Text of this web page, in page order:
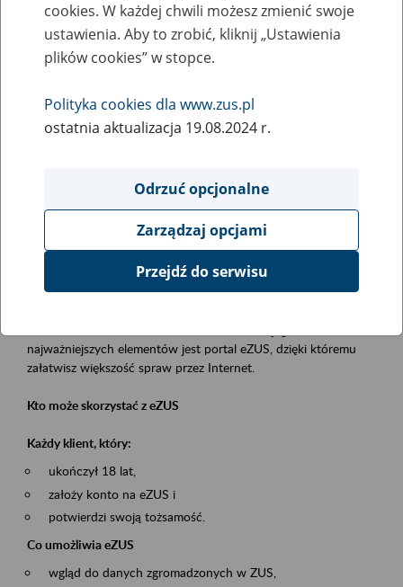
Zaproś ZUS do siebie - zakładanie profili
eZUS w siedzibie Twojej firmy
Rodzaj wydarzenia
Szkolenia
Obszar merytoryczny
obsługa klientów
Opis wydarzenia
Platforma Usług Elektronicznych eZUS
najważniejszych elementów jest portal eZUS, dzięki któremu
załatwisz większość spraw przez Internet.
Kto może skorzystać z eZUS
Każdy klient, który:
ukończył 18 lat,
założy konto na eZUS i
potwierdzi swoją tożsamość.
Co umożliwia eZUS
wgląd do danych zgromadzonych w ZUS,
cookies. W każdej chwili możesz zmienić swoje
ustawienia. Aby to zrobić, kliknij „Ustawienia
plików cookies” w stopce.
Polityka cookies dla www.zus.pl
ostatnia aktualizacja 19.08.2024 r.
Odrzuć opcjonalne
Zarządzaj opcjami
Przejdź do serwisu